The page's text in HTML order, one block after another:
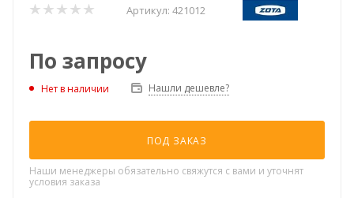
Артикул: 421012
По запросу
Нет в наличии Нашли дешевле?
ПОД ЗАКАЗ
Наши менеджеры обязательно свяжутся с вами и уточнят
условия заказа